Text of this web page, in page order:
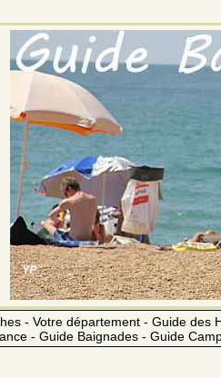
- Votre département - Guide des
- Guide Baignades - Guide